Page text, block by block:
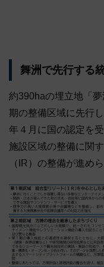
舞洲で先行する
約390haの埋立地「
期の整備区域に先行
年４月に国の認定を
施設区域の整備に関
（IR）の整備が進め